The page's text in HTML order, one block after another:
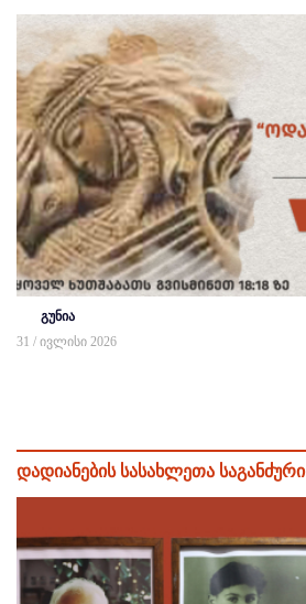
გუნია
31 / ივლისი 2026
დადიანების სასახლეთა საგანძური